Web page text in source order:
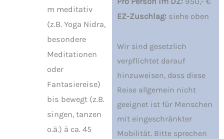
m meditativ
(z.B. Yoga Nidra,
besondere
Meditationen
oder
Fantasiereise)
bis bewegt (z.B.
singen, tanzen
o.ä.) à ca. 45
EZ-Zuschlag: siehe oben
Wir sind gesetzlich
verpflichtet darauf
hinzuweisen, dass diese
Reise allgemein nicht
geeignet ist für Menschen
mit eingeschränkter
Mobilität. Bitte sprechen